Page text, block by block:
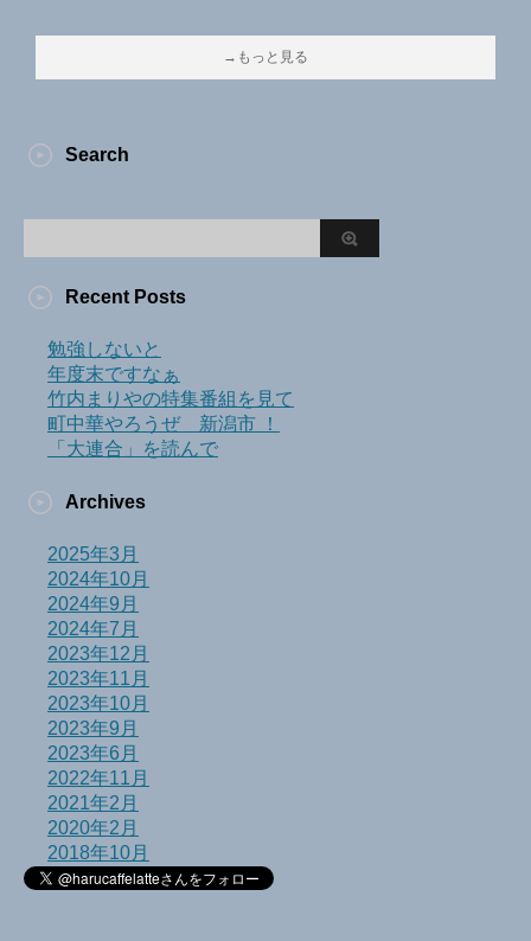
→もっと見る
Search
Recent Posts
勉強しないと
年度末ですなぁ
竹内まりやの特集番組を見て
町中華やろうぜ 新潟市 ！
「大連合」を読んで
Archives
2025年3月
2024年10月
2024年9月
2024年7月
2023年12月
2023年11月
2023年10月
2023年9月
2023年6月
2022年11月
2021年2月
2020年2月
2018年10月